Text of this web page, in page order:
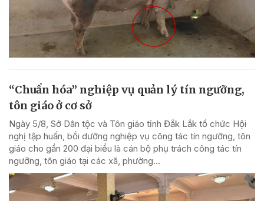
“Chuẩn hóa” nghiệp vụ quản lý tín ngưỡng,
tôn giáo ở cơ sở
Ngày 5/8, Sở Dân tộc và Tôn giáo tỉnh Đắk Lắk tổ chức Hội
nghị tập huấn, bồi dưỡng nghiệp vụ công tác tín ngưỡng, tôn
giáo cho gần 200 đại biểu là cán bộ phụ trách công tác tín
ngưỡng, tôn giáo tại các xã, phường...